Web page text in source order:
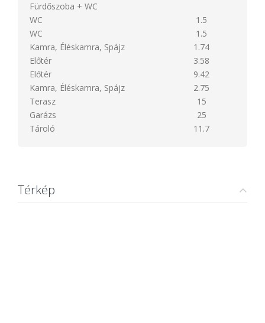
Fürdőszoba + WC
WC
1.5
WC
1.5
Kamra, Éléskamra, Spájz
1.74
Előtér
3.58
Előtér
9.42
Kamra, Éléskamra, Spájz
2.75
Terasz
15
Garázs
25
Tároló
11.7
Térkép